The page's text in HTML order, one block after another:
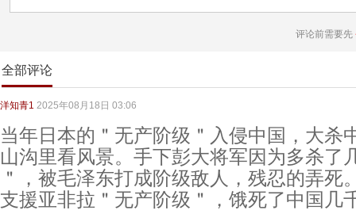
评论前需要先
全部评论
洋知青1 2025年08月18日 03:06
当年日本的＂无产阶级＂入侵中国，大杀
山沟里看风景。手下彭大将军因为多杀了
＂，被毛泽东打成阶级敌人，残忍的弄死
支援亚非拉＂无产阶级＂，饿死了中国几